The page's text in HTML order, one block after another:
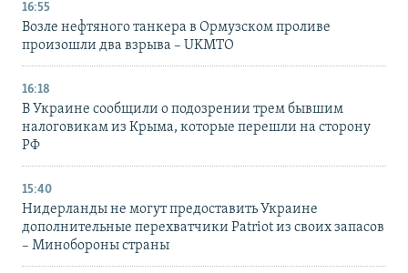
16:55
Возле нефтяного танкера в Ормузском проливе
произошли два взрыва – UKMTO
16:18
В Украине сообщили о подозрении трем бывшим
налоговикам из Крыма, которые перешли на сторону
РФ
15:40
Нидерланды не могут предоставить Украине
дополнительные перехватчики Patriot из своих запасов
– Минобороны страны